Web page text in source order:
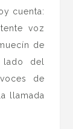
cuenta:
voz
de
lado del
de
llamada